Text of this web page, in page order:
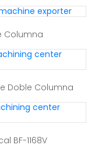
Columna
Doble Columna
BF-1168V